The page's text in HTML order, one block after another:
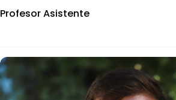
Profesor Asistente